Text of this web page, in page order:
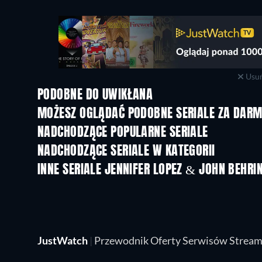
PODOBNE DO UWIKŁANA
TV
MOŻESZ OGLĄDAĆ PODOBNE SERIALE ZA
TV
NADCHODZĄCE POPULARNE SERIALE
NADCHODZĄCE SERIALE W KATEGORII
Sezon 2
INNE SERIALE JENNIFER LOPEZ & JOHN
TV TV
JustWatch | Przewodnik Oferty Serwisów